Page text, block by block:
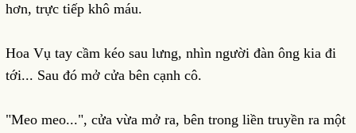
hơn, trực tiếp khô máu.
Hoa Vụ tay cầm kéo sau lưng, nhìn người đàn ông kia đi
tới... Sau đó mở cửa bên cạnh cô.
"Meo meo...", cửa vừa mở ra, bên trong liền truyền ra một